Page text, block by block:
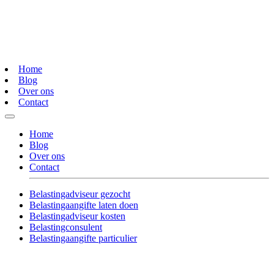
Home
Blog
Over ons
Contact
Home
Blog
Over ons
Contact
Belastingadviseur gezocht
Belastingaangifte laten doen
Belastingadviseur kosten
Belastingconsulent
Belastingaangifte particulier